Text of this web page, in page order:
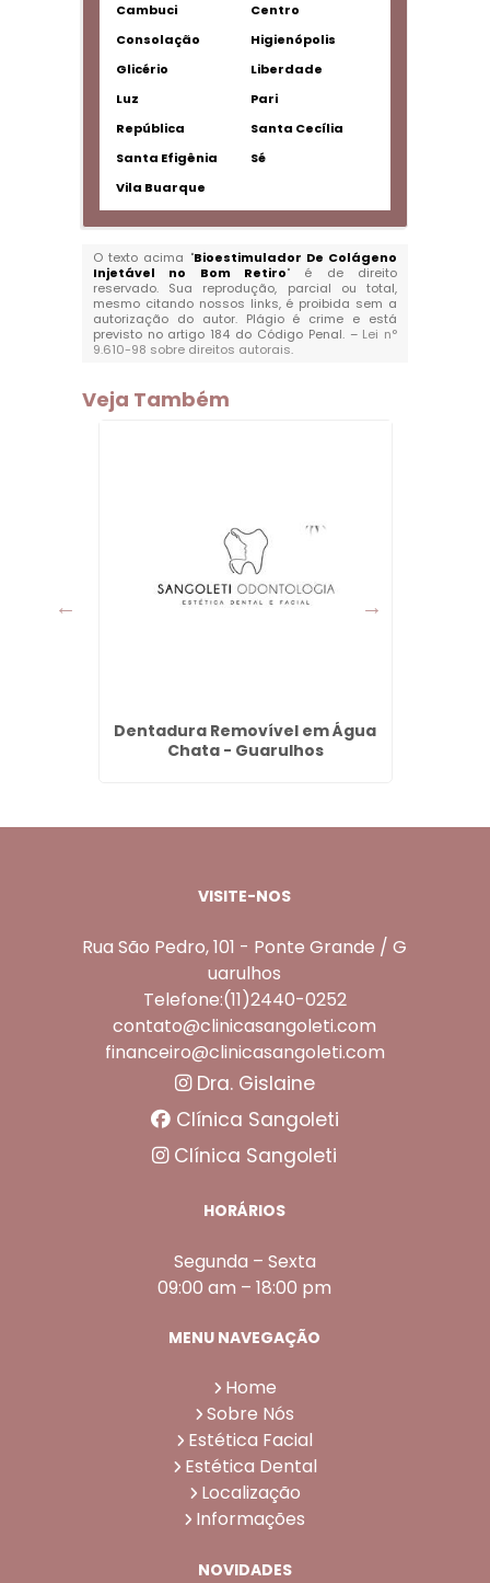
Cambuci
Centro
Consolação
Higienópolis
Glicério
Liberdade
Luz
Pari
República
Santa Cecília
Santa Efigênia
Sé
Vila Buarque
O texto acima "Bioestimulador De Colágeno
Injetável no Bom Retiro" é de direito
reservado. Sua reprodução, parcial ou total,
mesmo citando nossos links, é proibida sem a
autorização do autor. Plágio é crime e está
previsto no artigo 184 do Código Penal. – Lei n°
9.610-98 sobre direitos autorais.
Veja Também
Dentadura Removível em Água
Chata - Guarulhos
VISITE-NOS
Rua São Pedro, 101 - Ponte Grande / G
uarulhos
Telefone:(11)2440-0252
contato@clinicasangoleti.com
financeiro@clinicasangoleti.com
Dra. Gislaine
Clínica Sangoleti
Clínica Sangoleti
HORÁRIOS
Segunda – Sexta
09:00 am – 18:00 pm
MENU NAVEGAÇÃO
Home
Sobre Nós
Estética Facial
Estética Dental
Localização
Informações
NOVIDADES